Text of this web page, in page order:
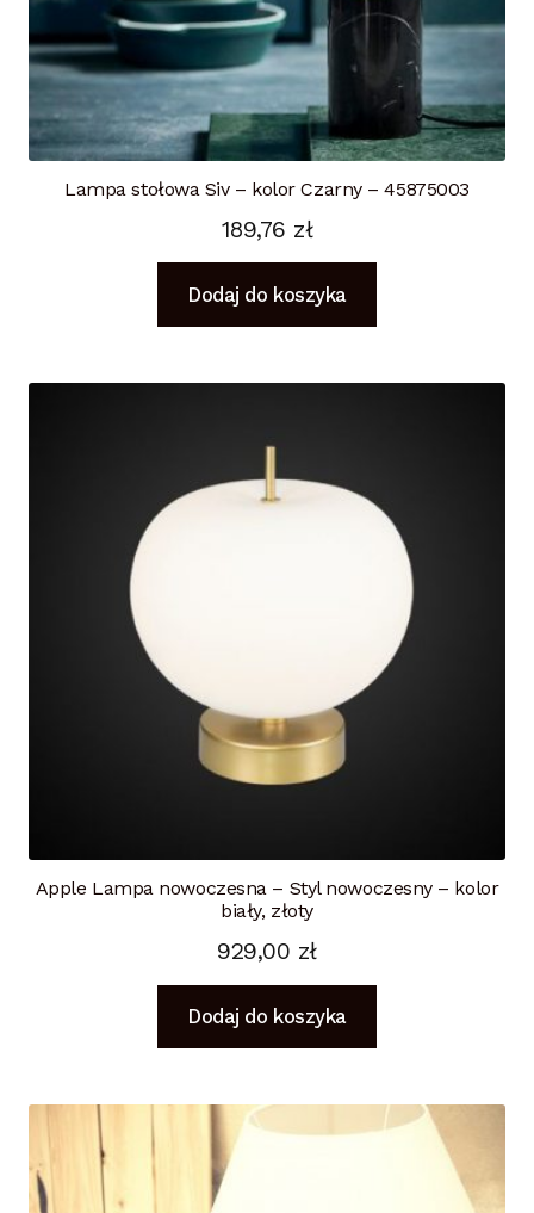
Lampa stołowa Siv – kolor Czarny – 45875003
189,76 zł
Dodaj do koszyka
Apple Lampa nowoczesna – Styl nowoczesny – kolor
biały, złoty
929,00 zł
Dodaj do koszyka